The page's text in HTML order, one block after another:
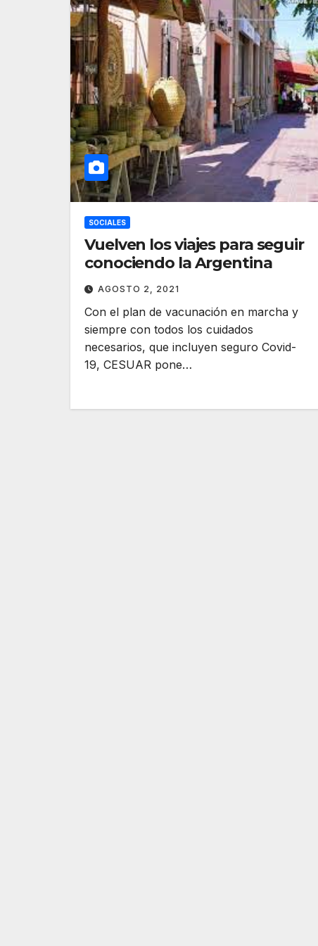
SOCIALES
Vuelven los viajes para seguir
conociendo la Argentina
AGOSTO 2, 2021
Con el plan de vacunación en marcha y
siempre con todos los cuidados
necesarios, que incluyen seguro Covid-
19, CESUAR pone…